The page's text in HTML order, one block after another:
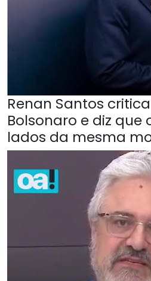
Renan Santos
Bolsonaro e diz que
lados da mesma